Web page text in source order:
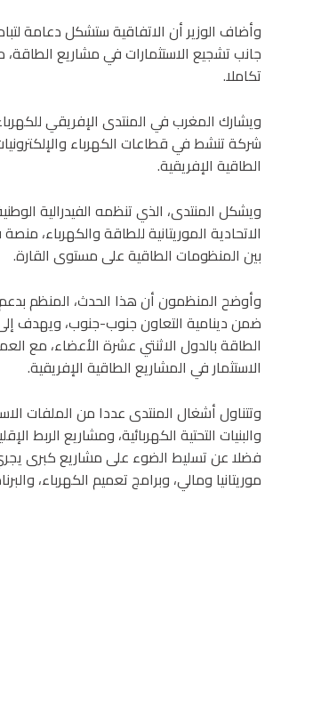
وأضاف الوزير أن الاتفاقية ستشكل دعامة
جانب تشجيع الاستثمارات في مشاريع الطاقة،
تكاملا.
شركة تنشط في قطاعات الكهرباء
الطاقية الإفريقية.
ويشكل المنتدى، الذي تنظمه الفيدرالية
الاتحادية الموريتانية للطاقة والكهرباء،
بين المنظومات الطاقية على مستوى القارة.
وأوضح المنظمون أن هذا الحدث، المنظم بدعم
ضمن دينامية التعاون جنوب-جنوب، ويهدف
الطاقة بالدول الاثنتي عشرة الأعضاء، مع
الاستثمار في المشاريع الطاقية الإفريقية.
وتتناول أشغال المنتدى عددا من الملفات
والبنيات التحتية الكهربائية، ومشاريع الربط
فضلا عن تسليط الضوء على مشاريع كبرى يجري
موريتانيا ومالي، وبرامج تعميم الكهرباء،